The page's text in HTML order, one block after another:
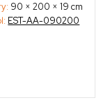
90 × 200 × 19 cm
EST-AA-090200